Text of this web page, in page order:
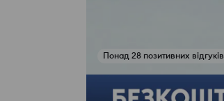
Понад 28 позитивних відгуків
Переглянути фото з відгуків